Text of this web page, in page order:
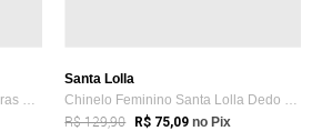
Chinelo Feminino Santa Lolla Tiras Finas Pink
Santa Lolla
Chinelo Feminino Santa Lolla Dedo Laranja
R$ 129,90 R$ 75,09 no Pix